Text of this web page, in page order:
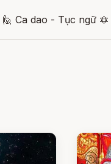
🙋 Ca dao - Tục ngữ 🔯